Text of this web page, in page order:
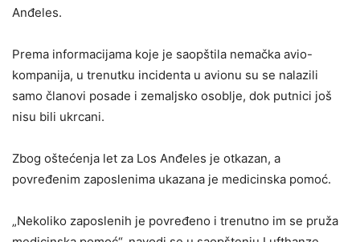
Anđeles.
Prema informacijama koje je saopštila nemačka avio-
kompanija, u trenutku incidenta u avionu su se nalazili
samo članovi posade i zemaljsko osoblje, dok putnici još
nisu bili ukrcani.
Zbog oštećenja let za Los Anđeles je otkazan, a
povređenim zaposlenima ukazana je medicinska pomoć.
„Nekoliko zaposlenih je povređeno i trenutno im se pruža